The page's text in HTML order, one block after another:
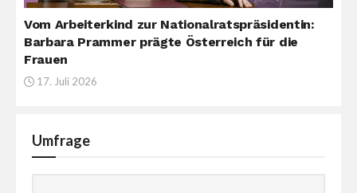
Vom Arbeiterkind zur Nationalratspräsidentin:
Barbara Prammer prägte Österreich für die
Frauen
17. Juli 2026
Umfrage